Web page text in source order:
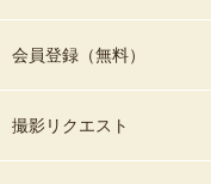
会員登録（無料）
撮影リクエスト